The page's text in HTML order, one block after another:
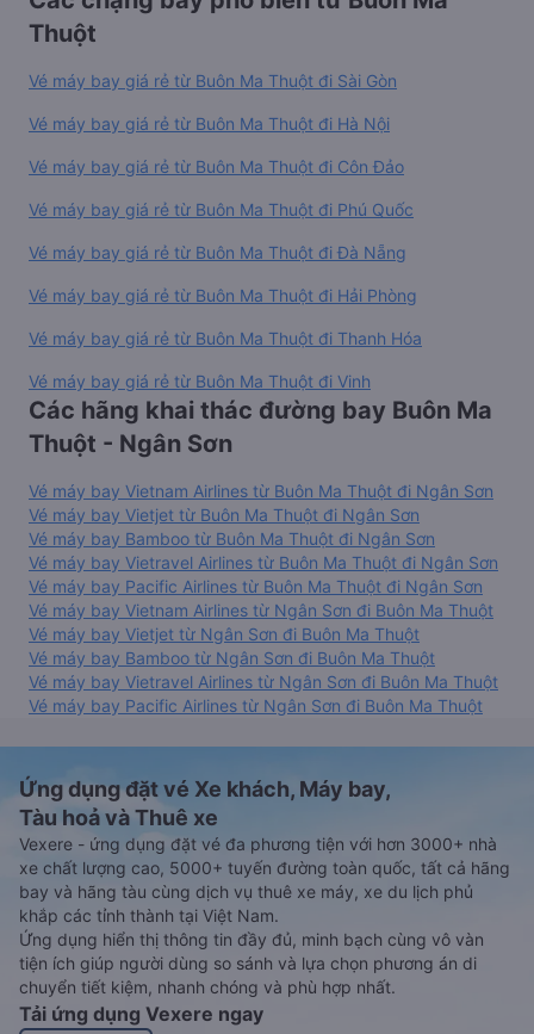
Thuột
Vé máy bay giá rẻ từ Buôn Ma Thuột đi Sài Gòn
Vé máy bay giá rẻ từ Buôn Ma Thuột đi Hà Nội
Vé máy bay giá rẻ từ Buôn Ma Thuột đi Côn Đảo
Vé máy bay giá rẻ từ Buôn Ma Thuột đi Phú Quốc
Vé máy bay giá rẻ từ Buôn Ma Thuột đi Đà Nẵng
Vé máy bay giá rẻ từ Buôn Ma Thuột đi Hải Phòng
Vé máy bay giá rẻ từ Buôn Ma Thuột đi Thanh Hóa
Vé máy bay giá rẻ từ Buôn Ma Thuột đi Vinh
Các hãng khai thác đường bay Buôn Ma
Thuột - Ngân Sơn
Vé máy bay Vietnam Airlines từ Buôn Ma Thuột đi Ngân Sơn
Vé máy bay Vietjet từ Buôn Ma Thuột đi Ngân Sơn
Vé máy bay Bamboo từ Buôn Ma Thuột đi Ngân Sơn
Vé máy bay Vietravel Airlines từ Buôn Ma Thuột đi Ngân Sơn
Vé máy bay Pacific Airlines từ Buôn Ma Thuột đi Ngân Sơn
Vé máy bay Vietnam Airlines từ Ngân Sơn đi Buôn Ma Thuột
Vé máy bay Vietjet từ Ngân Sơn đi Buôn Ma Thuột
Vé máy bay Bamboo từ Ngân Sơn đi Buôn Ma Thuột
Vé máy bay Vietravel Airlines từ Ngân Sơn đi Buôn Ma Thuột
Vé máy bay Pacific Airlines từ Ngân Sơn đi Buôn Ma Thuột
Ứng dụng đặt vé Xe khách, Máy bay,
Tàu hoả và Thuê xe
Vexere - ứng dụng đặt vé đa phương tiện với hơn 3000+ nhà
xe chất lượng cao, 5000+ tuyến đường toàn quốc, tất cả hãng
bay và hãng tàu cùng dịch vụ thuê xe máy, xe du lịch phủ
khắp các tỉnh thành tại Việt Nam.
Ứng dụng hiển thị thông tin đầy đủ, minh bạch cùng vô vàn
tiện ích giúp người dùng so sánh và lựa chọn phương án di
chuyển tiết kiệm, nhanh chóng và phù hợp nhất.
Tải ứng dụng Vexere ngay